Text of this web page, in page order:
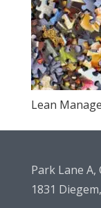
Lean
Park Lane A,
1831